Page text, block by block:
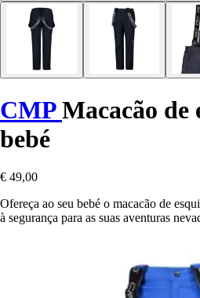
CMPMacacão de
bebé
€ 49,00
Ofereça ao seu bebé o macacão de
à segurança para as suas aventuras